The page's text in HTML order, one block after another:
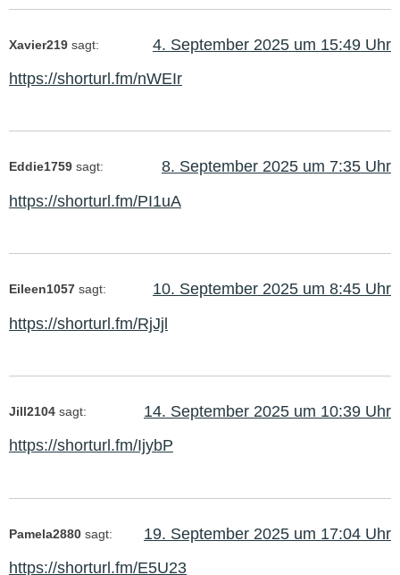
Xavier219 sagt:
4. September 2025 um 15:49 Uhr
https://shorturl.fm/nWEIr
Eddie1759 sagt:
8. September 2025 um 7:35 Uhr
https://shorturl.fm/PI1uA
Eileen1057 sagt:
10. September 2025 um 8:45 Uhr
https://shorturl.fm/RjJjl
Jill2104 sagt:
14. September 2025 um 10:39 Uhr
https://shorturl.fm/IjybP
Pamela2880 sagt:
19. September 2025 um 17:04 Uhr
https://shorturl.fm/E5U23